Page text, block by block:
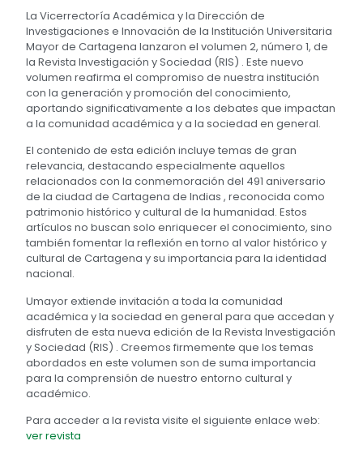
La Vicerrectoría Académica y la Dirección de
Investigaciones e Innovación de la Institución Universitaria
Mayor de Cartagena lanzaron el volumen 2, número 1, de
la Revista Investigación y Sociedad (RIS) . Este nuevo
volumen reafirma el compromiso de nuestra institución
con la generación y promoción del conocimiento,
aportando significativamente a los debates que impactan
a la comunidad académica y a la sociedad en general.
El contenido de esta edición incluye temas de gran
relevancia, destacando especialmente aquellos
relacionados con la conmemoración del 491 aniversario
de la ciudad de Cartagena de Indias , reconocida como
patrimonio histórico y cultural de la humanidad. Estos
artículos no buscan solo enriquecer el conocimiento, sino
también fomentar la reflexión en torno al valor histórico y
cultural de Cartagena y su importancia para la identidad
nacional.
Umayor extiende invitación a toda la comunidad
académica y la sociedad en general para que accedan y
disfruten de esta nueva edición de la Revista Investigación
y Sociedad (RIS) . Creemos firmemente que los temas
abordados en este volumen son de suma importancia
para la comprensión de nuestro entorno cultural y
académico.
Para acceder a la revista visite el siguiente enlace web:
ver revista